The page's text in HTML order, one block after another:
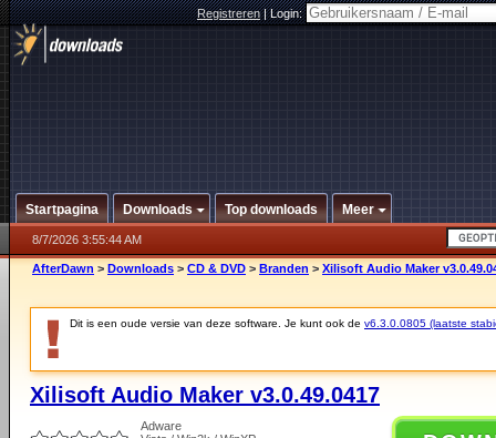
Registreren|Login:
Startpagina Downloads Top downloads Meer
8/7/2026 3:55:44 AM
AfterDawn > Downloads > CD & DVD > Branden > Xilisoft Audio Maker
Dit is een oude versie van deze software. Je kunt ook de v6.3.0.0805 (laatste
Xilisoft Audio Maker v3.0.49.0417
Adware